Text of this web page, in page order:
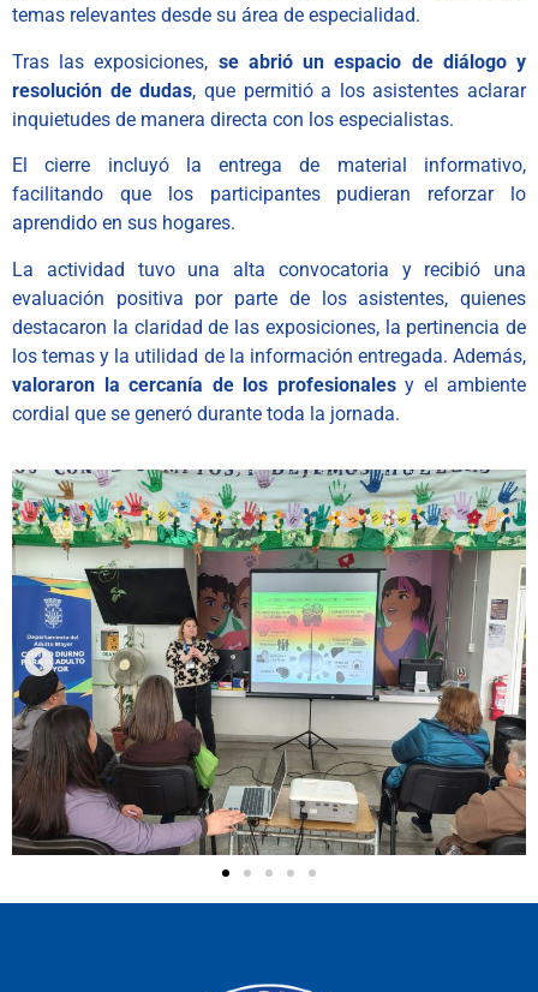
temas relevantes desde su área de especialidad.
Tras las exposiciones, se abrió un espacio de diálogo y
resolución de dudas, que permitió a los asistentes aclarar
inquietudes de manera directa con los especialistas.
El cierre incluyó la entrega de material informativo,
facilitando que los participantes pudieran reforzar lo
aprendido en sus hogares.
La actividad tuvo una alta convocatoria y recibió una
evaluación positiva por parte de los asistentes, quienes
destacaron la claridad de las exposiciones, la pertinencia de
los temas y la utilidad de la información entregada. Además,
valoraron la cercanía de los profesionalesy el ambiente
cordial que se generó durante toda la jornada.